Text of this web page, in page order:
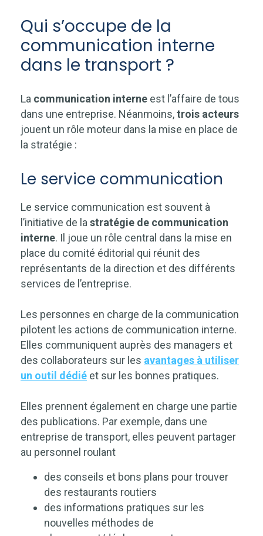
Qui s’occupe de la
communication interne
dans le transport ?
La communication interne est l’affaire de tous
dans une entreprise. Néanmoins,trois acteurs
jouent un rôle moteur dans la mise en place de
la stratégie :
Le service communication
Le service communication est souvent à
l’initiative de la stratégie de communication
interne. Il joue un rôle central dans la mise en
place du comité éditorial qui réunit des
représentants de la direction et des différents
services de l’entreprise.
Les personnes en charge de la communication
pilotent les actions de communication interne.
Elles communiquent auprès des managers et
des collaborateurs sur les avantages à utiliser
un outil dédié et sur les bonnes pratiques.
Elles prennent également en charge une partie
des publications. Par exemple, dans une
entreprise de transport, elles peuvent partager
au personnel roulant
des conseils et bons plans pour trouver
des restaurants routiers
des informations pratiques sur les
nouvelles méthodes de